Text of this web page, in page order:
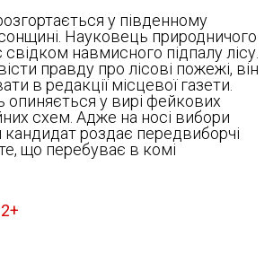
у південному
Науковець природничого
навмисного підпалу лісу.
правду про лісові пожежі, він
в редакції місцевої газети.
опиняється у вирі фейкових
схем. Адже на носі вибори
кандидат роздає передвиборчі
що перебуває в комі